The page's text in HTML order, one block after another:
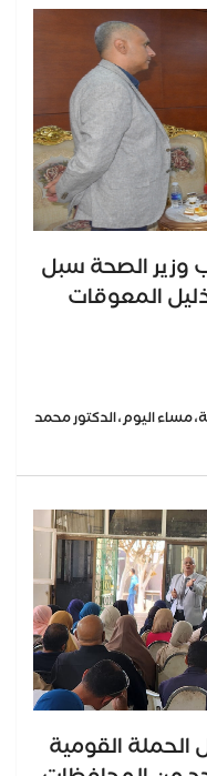
وزير الصحة سبل
المعوقات
مساء اليوم، الدكتور محمد
الحملة القومية